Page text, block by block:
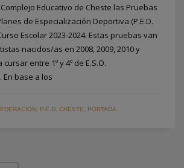
Educativo de Cheste las Pruebas
de Especialización Deportiva (P.E.D.
Escolar 2023-2024. Estas pruebas van
nacidos/as en 2008, 2009, 2010 y
entre 1º y 4º de E.S.O.
base a los
P.E.D. CHESTE PORTADA